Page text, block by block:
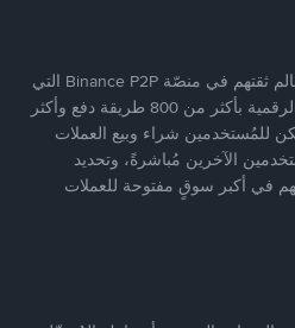
يضع ملايين المُستخدمين حول العالم ثقتهم في منصّة Binance P2P التي
توفّر منصّة آمنة لتداول العملات الرقمية بأكثر من 800 طريقة دفع وأكثر
يُمكن للمُستخدمين شراء وبيع العملات
الآخرين مُباشرةً، وتحديد
في أكبر سوقٍ مفتوحة للعملات